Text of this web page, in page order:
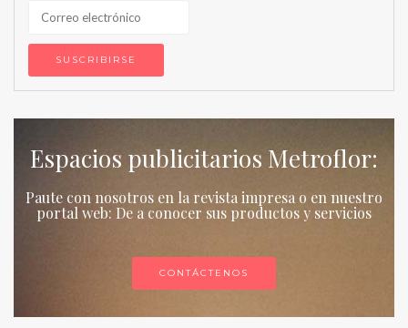
Espacios publicitarios Metroflor:
Paute con nosotros en la revista impresa o en nuestro
portal web: De a conocer sus productos y servicios
CONTÁCTENOS